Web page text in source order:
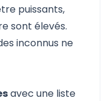
puissants,
sont élevés.
inconnus ne
avec une liste